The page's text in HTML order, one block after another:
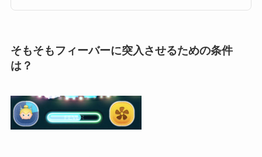
そもそもフィーバーに突入させるための条件
は？